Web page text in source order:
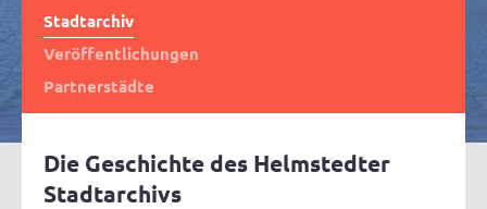
Stadtarchiv
Veröffentlichungen
Partnerstädte
Die Geschichte des Helmstedter
Stadtarchivs